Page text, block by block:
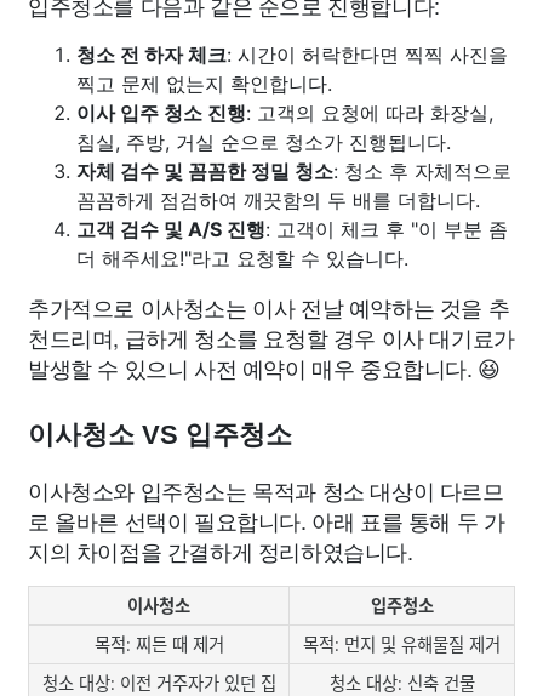
청소 전 하자 체크: 시간이 허락한다면 찍찍 사진을
찍고 문제 없는지 확인합니다.
이사 입주 청소 진행: 고객의 요청에 따라 화장실,
침실, 주방, 거실 순으로 청소가 진행됩니다.
자체 검수 및 꼼꼼한 정밀 청소: 청소 후 자체적으로
꼼꼼하게 점검하여 깨끗함의 두 배를 더합니다.
고객 검수 및 A/S 진행: 고객이 체크 후 "이 부분 좀
더 해주세요!"라고 요청할 수 있습니다.
추가적으로 이사청소는 이사 전날 예약하는 것을 추
천드리며, 급하게 청소를 요청할 경우 이사 대기료가
발생할 수 있으니 사전 예약이 매우 중요합니다. 😆
이사청소 VS 입주청소
이사청소와 입주청소는 목적과 청소 대상이 다르므
로 올바른 선택이 필요합니다. 아래 표를 통해 두 가
지의 차이점을 간결하게 정리하였습니다.
이사청소
입주청소
목적: 찌든 때 제거
목적: 먼지 및 유해물질 제거
청소 대상: 이전 거주자가 있던 집
청소 대상: 신축 건물